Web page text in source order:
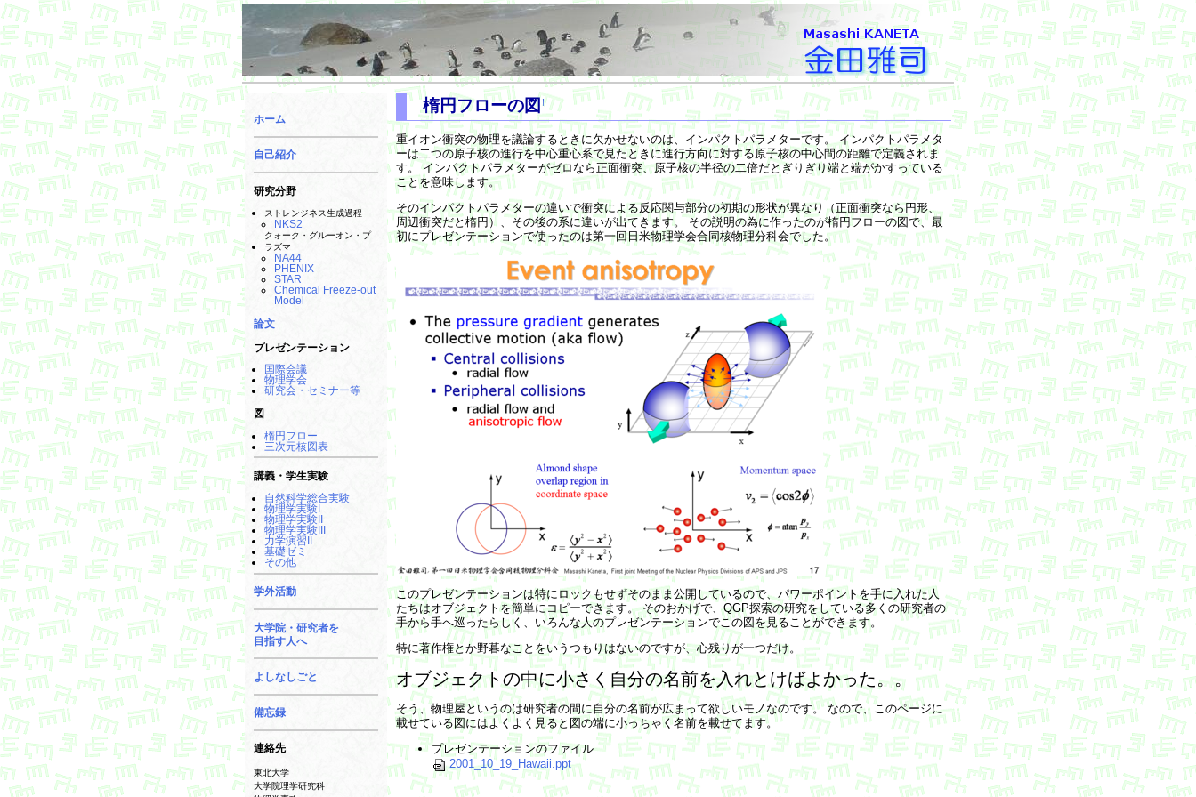
ホーム
自己紹介
研究分野
ストレンジネス生成過程
NKS2
クォーク・グルーオン・プ
ラズマ
NA44
PHENIX
STAR
Chemical Freeze-out
Model
論文
プレゼンテーション
国際会議
物理学会
研究会・セミナー等
図
楕円フロー
三次元核図表
講義・学生実験
自然科学総合実験
物理学実験I
物理学実験II
物理学実験III
力学演習II
基礎ゼミ
その他
学外活動
大学院・研究者を
目指す人へ
よしなしごと
備忘録
連絡先
東北大学
大学院理学研究科
楕円フローの図†
重イオン衝突の物理を議論するときに欠かせないのは、インパクトパラメターです。 インパクトパラメタ
ーは二つの原子核の進行を中心重心系で見たときに進行方向に対する原子核の中心間の距離で定義されま
す。 インパクトパラメターがゼロなら正面衝突、原子核の半径の二倍だとぎりぎり端と端がかすっている
ことを意味します。
そのインパクトパラメターの違いで衝突による反応関与部分の初期の形状が異なり（正面衝突なら円形、
周辺衝突だと楕円）、その後の系に違いが出てきます。 その説明の為に作ったのが楕円フローの図で、最
初にプレゼンテーションで使ったのは第一回日米物理学会合同核物理分科会でした。
このプレゼンテーションは特にロックもせずそのまま公開しているので、パワーポイントを手に入れた人
たちはオブジェクトを簡単にコピーできます。 そのおかげで、QGP探索の研究をしている多くの研究者の
手から手へ巡ったらしく、いろんな人のプレゼンテーションでこの図を見ることができます。
特に著作権とか野暮なことをいうつもりはないのですが、心残りが一つだけ。
オブジェクトの中に小さく自分の名前を入れとけばよかった。。
そう、物理屋というのは研究者の間に自分の名前が広まって欲しいモノなのです。 なので、このページに
載せている図にはよくよく見ると図の端に小っちゃく名前を載せてます。
プレゼンテーションのファイル
2001_10_19_Hawaii.ppt